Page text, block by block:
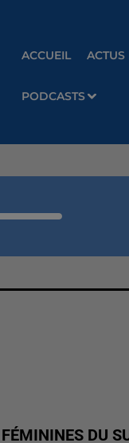
ACCUEIL ACTUS
PODCASTS
DU